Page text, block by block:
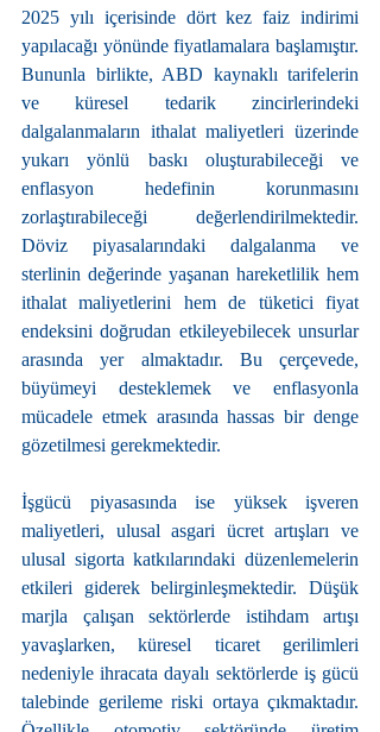
2025 yılı içerisinde dört kez faiz indirimi
yapılacağı yönünde fiyatlamalara başlamıştır.
Bununla birlikte, ABD kaynaklı tarifelerin
ve küresel tedarik zincirlerindeki
dalgalanmaların ithalat maliyetleri üzerinde
yukarı yönlü baskı oluşturabileceği ve
enflasyon hedefinin korunmasını
zorlaştırabileceği değerlendirilmektedir.
Döviz piyasalarındaki dalgalanma ve
sterlinin değerinde yaşanan hareketlilik hem
ithalat maliyetlerini hem de tüketici fiyat
endeksini doğrudan etkileyebilecek unsurlar
arasında yer almaktadır. Bu çerçevede,
büyümeyi desteklemek ve enflasyonla
mücadele etmek arasında hassas bir denge
gözetilmesi gerekmektedir.
İşgücü piyasasında ise yüksek işveren
maliyetleri, ulusal asgari ücret artışları ve
ulusal sigorta katkılarındaki düzenlemelerin
etkileri giderek belirginleşmektedir. Düşük
marjla çalışan sektörlerde istihdam artışı
yavaşlarken, küresel ticaret gerilimleri
nedeniyle ihracata dayalı sektörlerde iş gücü
talebinde gerileme riski ortaya çıkmaktadır.